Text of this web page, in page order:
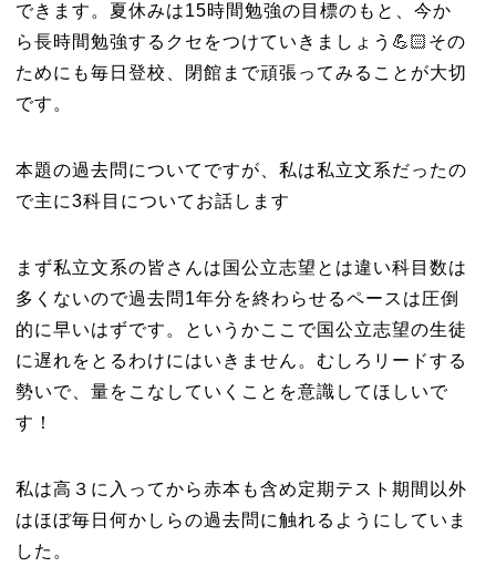
できます。夏休みは15時間勉強の目標のもと、今か
ら長時間勉強するクセをつけていきましょう💪🏻その
ためにも毎日登校、閉館まで頑張ってみることが大切
です。
本題の過去問についてですが、私は私立文系だったの
で主に3科目についてお話します
まず私立文系の皆さんは国公立志望とは違い科目数は
多くないので過去問1年分を終わらせるペースは圧倒
的に早いはずです。というかここで国公立志望の生徒
に遅れをとるわけにはいきません。むしろリードする
勢いで、量をこなしていくことを意識してほしいで
す！
私は高３に入ってから赤本も含め定期テスト期間以外
はほぼ毎日何かしらの過去問に触れるようにしていま
した。